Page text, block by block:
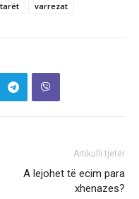
varrezat
Artikulli tjetër
A lejohet të ecim para
xhenazes?